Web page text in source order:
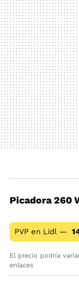
Picadora 260
PVP en Lidl —
El precio podría
enlaces